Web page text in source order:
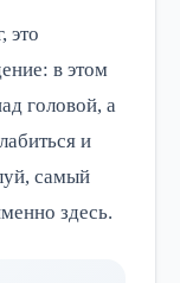
это
в этом
головой, а
и
самый
здесь.